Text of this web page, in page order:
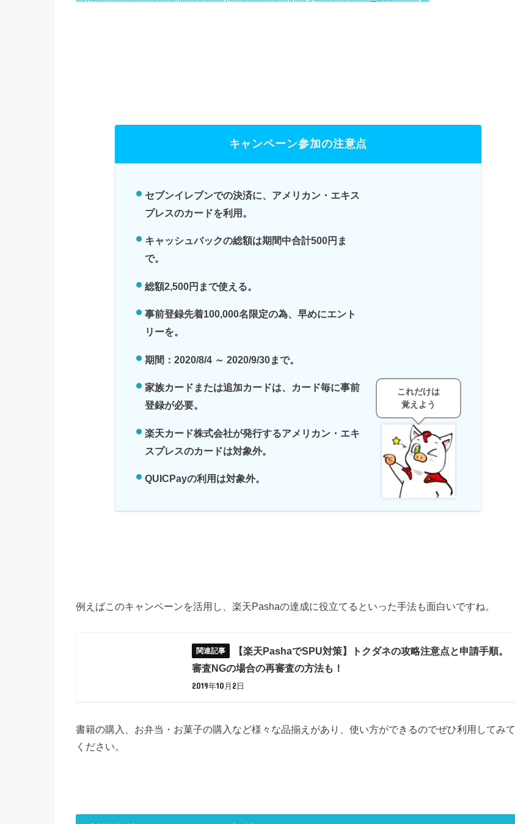
キャンペーン参加の注意点
セブンイレブンでの決済に、アメリカン・エキス
プレスのカードを利用。
キャッシュバックの総額は期間中合計500円ま
で。
総額2,500円まで使える。
事前登録先着100,000名限定の為、早めにエント
リーを。
期間：2020/8/4 ～ 2020/9/30まで。
家族カードまたは追加カードは、カード毎に事前
登録が必要。
楽天カード株式会社が発行するアメリカン・エキ
スプレスのカードは対象外。
QUICPayの利用は対象外。
これだけは
覚えよう
例えばこのキャンペーンを活用し、楽天Pashaの達成に役立てるといった手法も面白いですね。
【楽天PashaでSPU対策】トクダネの攻略注意点と申請手順。
審査NGの場合の再審査の方法も！
2019年10月2日
書籍の購入、お弁当・お菓子の購入など様々な品揃えがあり、使い方ができるのでぜひ利用してみて
ください。